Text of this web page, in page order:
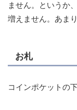
ません。というか
増えません。あま
お札
コインポケットの